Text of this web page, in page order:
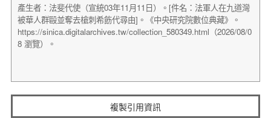
複製引用資訊